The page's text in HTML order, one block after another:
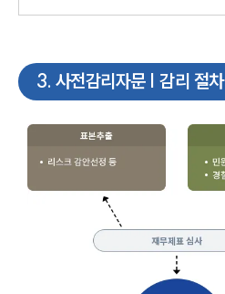
3. 사전감리자문 | 감리 절차